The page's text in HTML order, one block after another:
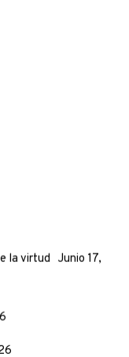
la virtud Junio 17,